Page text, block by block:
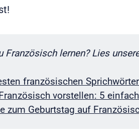
Französisch lernen? Lies
französischen
vorstellen: 5
zum Geburtstag auf